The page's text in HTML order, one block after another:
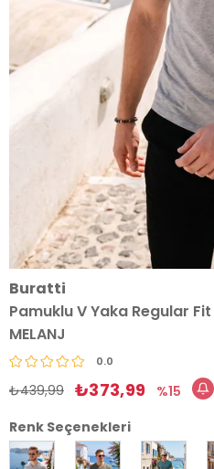
Buratti
Pamuklu V Yaka Regular
MELANJ
0.0
₺439,99 ₺373,99
15
Renk Seçenekleri